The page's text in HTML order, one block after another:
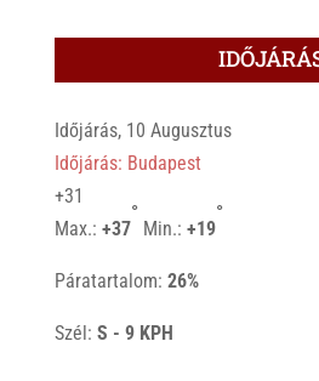
Időjárás, 10 Augusztus
Időjárás: Budapest
+31
Max.: +37
°
Min.: +19
°
Páratartalom: 26%
Szél: S - 9 KPH